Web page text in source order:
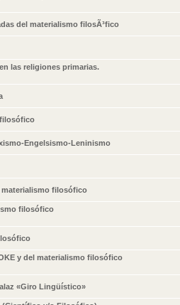
del materialismo filosÃ³fico
las religiones primarias.
Engelsismo-Leninismo
materialismo filosófico
filosófico
y del materialismo filosófico
«Giro Lingüístico»